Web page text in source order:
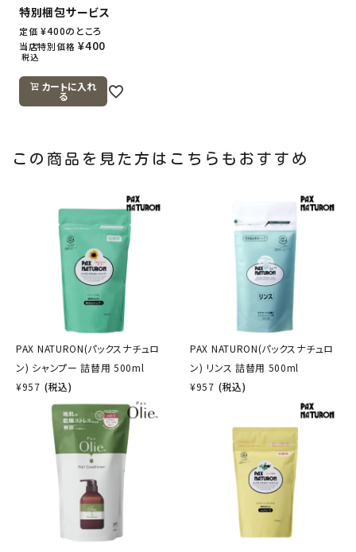
特別梱包サービス
定価 ¥400のところ
当店特別価格 ¥400
税込
カートに入れ
る
この商品を見た方はこちらもおすすめ
PAX NATURON(パックスナチュロ
ン) シャンプー 詰替用 500ml
¥957 (税込)
PAX NATURON(パックスナチュロ
ン) リンス 詰替用 500ml
¥957 (税込)